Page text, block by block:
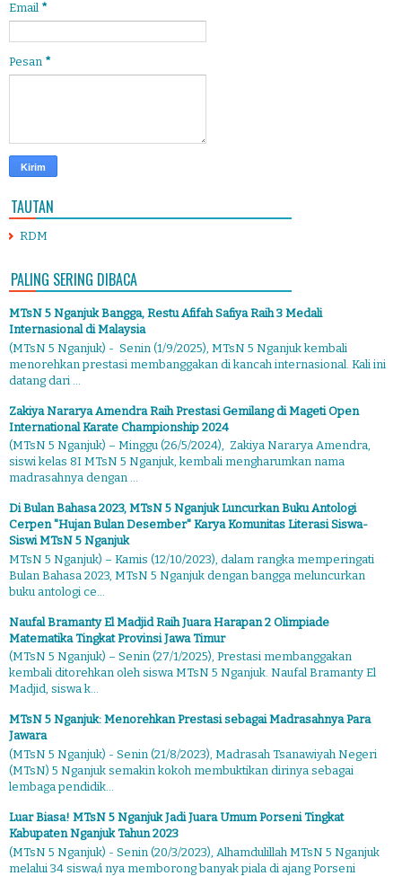
Email *
Pesan *
TAUTAN
RDM
PALING SERING DIBACA
MTsN 5 Nganjuk Bangga, Restu Afifah Safiya Raih 3 Medali
Internasional di Malaysia
(MTsN 5 Nganjuk) - Senin (1/9/2025), MTsN 5 Nganjuk kembali
menorehkan prestasi membanggakan di kancah internasional. Kali ini
datang dari ...
Zakiya Nararya Amendra Raih Prestasi Gemilang di Mageti Open
International Karate Championship 2024
(MTsN 5 Nganjuk) – Minggu (26/5/2024), Zakiya Nararya Amendra,
siswi kelas 8I MTsN 5 Nganjuk, kembali mengharumkan nama
madrasahnya dengan ...
Di Bulan Bahasa 2023, MTsN 5 Nganjuk Luncurkan Buku Antologi
Cerpen "Hujan Bulan Desember" Karya Komunitas Literasi Siswa-
Siswi MTsN 5 Nganjuk
MTsN 5 Nganjuk) – Kamis (12/10/2023), dalam rangka memperingati
Bulan Bahasa 2023, MTsN 5 Nganjuk dengan bangga meluncurkan
buku antologi ce...
Naufal Bramanty El Madjid Raih Juara Harapan 2 Olimpiade
Matematika Tingkat Provinsi Jawa Timur
(MTsN 5 Nganjuk) – Senin (27/1/2025), Prestasi membanggakan
kembali ditorehkan oleh siswa MTsN 5 Nganjuk. Naufal Bramanty El
Madjid, siswa k...
MTsN 5 Nganjuk: Menorehkan Prestasi sebagai Madrasahnya Para
Jawara
(MTsN 5 Nganjuk) - Senin (21/8/2023), Madrasah Tsanawiyah Negeri
(MTsN) 5 Nganjuk semakin kokoh membuktikan dirinya sebagai
lembaga pendidik...
Luar Biasa! MTsN 5 Nganjuk Jadi Juara Umum Porseni Tingkat
Kabupaten Nganjuk Tahun 2023
(MTsN 5 Nganjuk) - Senin (20/3/2023), Alhamdulillah MTsN 5 Nganjuk
melalui 34 siswa/i nya memborong banyak piala di ajang Porseni